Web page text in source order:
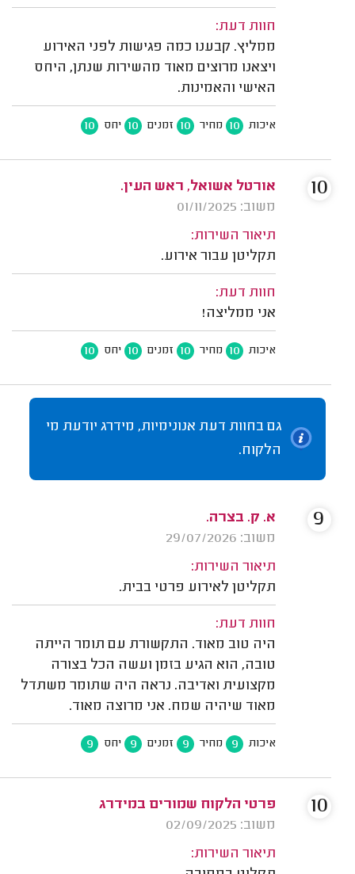
חוות דעת:
ממליץ. קבענו כמה פגישות לפני האירוע
ויצאנו מרוצים מאוד מהשירות שנתן, היחס
האישי והאמינות.
איכות 10 מחיר 10 זמנים 10 יחס 10
אורטל אשואל, ראש העין.
משוב: 01/11/2025
תיאור השירות:
תקליטן עבור אירוע.
חוות דעת:
אני ממליצה!
איכות 10 מחיר 10 זמנים 10 יחס 10
10
גם בחוות דעת אנונימיות, מידרג יודעת מי
הלקוח.
א. ק. בצרה.
משוב: 29/07/2026
תיאור השירות:
תקליטן לאירוע פרטי בבית.
חוות דעת:
היה טוב מאוד. התקשורת עם תומר הייתה
טובה, הוא הגיע בזמן ועשה הכל בצורה
מקצועית ואדיבה. נראה היה שתומר משתדל
מאוד שיהיה שמח. אני מרוצה מאוד.
איכות 9 מחיר 9 זמנים 9 יחס 9
9
פרטי הלקוח שמורים במידרג
משוב: 02/09/2025
תיאור השירות:
10